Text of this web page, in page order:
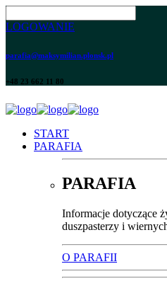
LOGOWANIE
parafia@maksymilian.plonsk.pl
+48 23 662 11 80
START
PARAFIA
PARAFIA
Informacje dotyczące
duszpasterzy i
O PARAFII